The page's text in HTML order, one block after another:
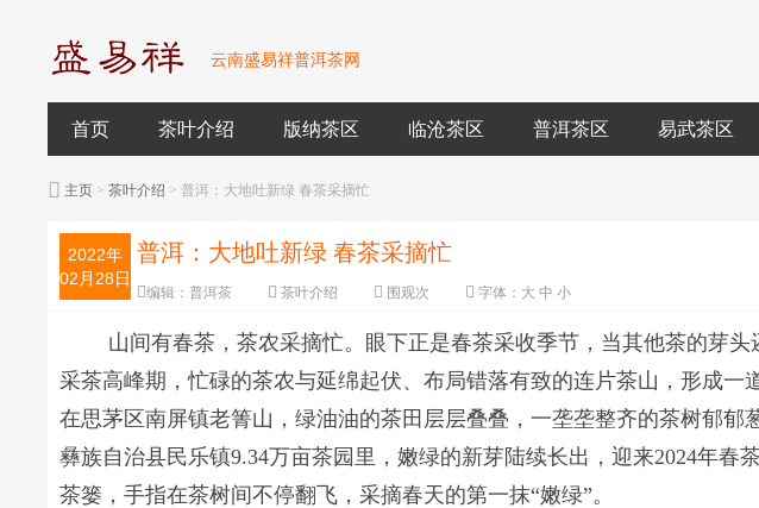
云南盛易祥普洱茶网
首页 茶叶介绍 版纳茶区 临沧茶区 普洱茶区 易武茶区
主页 >茶叶介绍 > 普洱：大地吐新绿 春茶采摘忙
2022年
02月28日
普洱：大地吐新绿 春茶采摘忙
编辑：普洱茶 茶叶介绍 围观次 字体： 大 中 小
山间有春茶，茶农采摘忙。眼下正是春茶采收季节，当其他茶的芽
采茶高峰期，忙碌的茶农与延绵起伏、布局错落有致的连片茶山，形成一
在思茅区南屏镇老箐山，绿油油的茶田层层叠叠，一垄垄整齐的茶树郁郁
彝族自治县民乐镇9.34万亩茶园里，嫩绿的新芽陆续长出，迎来2024年春
茶篓，手指在茶树间不停翻飞，采摘春天的第一抹“嫩绿”。